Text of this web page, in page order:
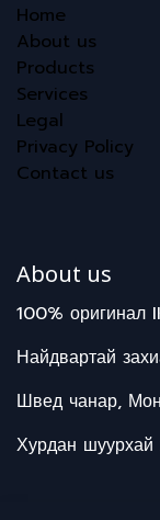
Home
About us
Products
Services
Legal
Privacy Policy
Contact us
About us
100% оригинал
Найдвартай
Швед чанар,
Хурдан шуурхай